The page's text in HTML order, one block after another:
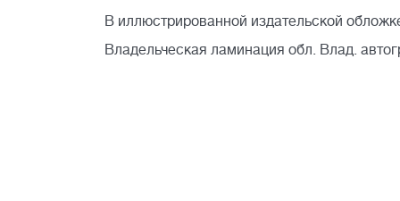
В иллюстрированной издательской
Владельческая ламинация обл. Влад.